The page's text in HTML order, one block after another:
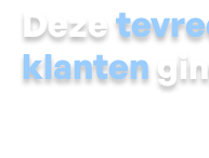
Deze
klanten
Eerst zien, dan geloven?